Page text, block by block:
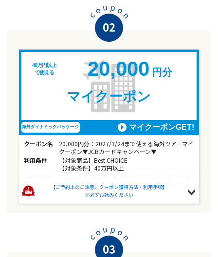
cou p on
02
40万円以上
で使える
20,000 円分
マイクーポン
海外ダイナミックパッケージ
マイクーポンGET!
クーポン名
20,000円分：2027/3/24まで使える海外ツアーマイ
クーポン▼JCBカードキャンペーン▼
利用条件
【対象商品】Best CHOICE
【対象条件】40万円以上
【ご予約上のご注意、クーポン獲得方法・利用手順】
※必ずお読みください
cou p on
03